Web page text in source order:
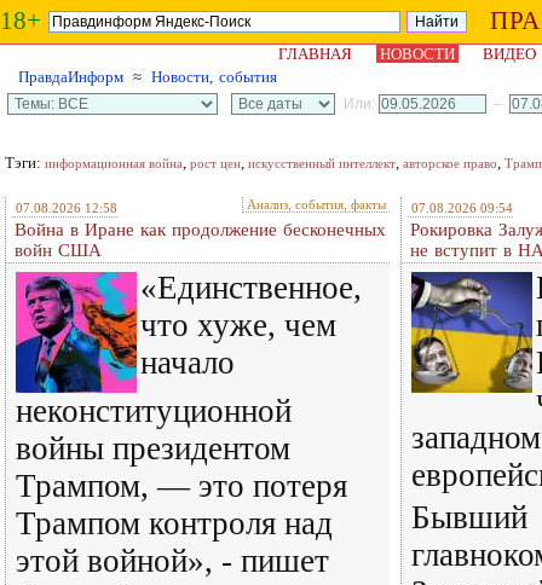
18+
ГЛАВНАЯ НОВОСТИ
ВИДЕО
ПравдаИнформ ≈ Новости, события
Или: –
Тэги: информационная война, рост цен, искусственный интеллект, авторское право, Трамп
07.08.2026 12:58 Анализ, события, факты
Война в Иране как продолжение бесконечных
войн США
«Единственное,
что хуже, чем
начало
неконституционной
войны президентом
Трампом, — это потеря
Трампом контроля над
этой войной», - пишет
07.08.2026 09:54
Рокировка
не вступит в
Бывший